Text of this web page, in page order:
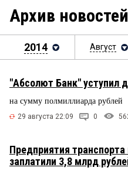
ЗАКОН
НОВОСТИ КОМПАНИЙ
СТИЛЬ ЖИЗНИ
Архив новостей
2014 Август
"Абсолют Банк" уступил
на сумму полмиллиарда рублей
29 августа 22:09 0
Предприятия
заплатили 3,8 млрд